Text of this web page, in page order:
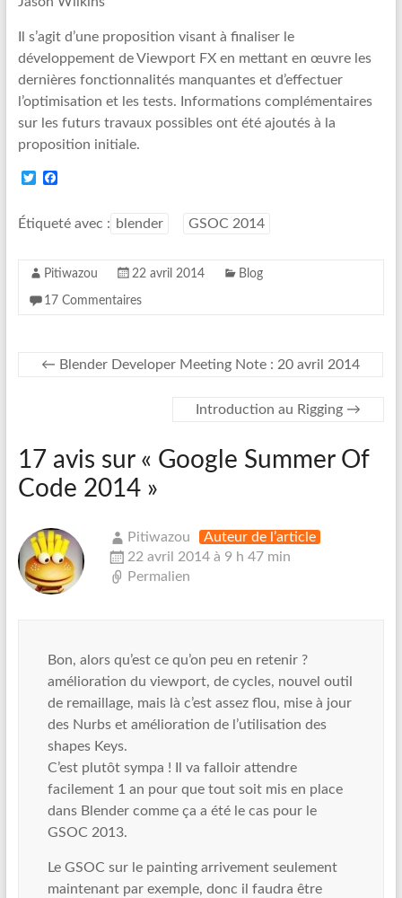
Il s’agit d’une proposition visant à finaliser le
développement de Viewport FX en mettant en œuvre les
dernières fonctionnalités manquantes et d’effectuer
l’optimisation et les tests. Informations complémentaires
sur les futurs travaux possibles ont été ajoutés à la
proposition initiale.
t
t
r
e
o
k
Étiqueté avec : blender GSOC 2014
Pitiwazou 22 avril 2014 Blog
17 Commentaires
← Blender Developer Meeting Note : 20 avril 2014
Introduction au Rigging →
17 avis sur « Google Summer Of
Code 2014»
Pitiwazou
Auteur de l’article
22 avril 2014 à 9 h 47 min
Permalien
Bon, alors qu’est ce qu’on peu en retenir ?
amélioration du viewport, de cycles, nouvel outil
de remaillage, mais là c’est assez flou, mise à jour
des Nurbs et amélioration de l’utilisation des
shapes Keys.
C’est plutôt sympa ! Il va falloir attendre
facilement 1 an pour que tout soit mis en place
dans Blender comme ça a été le cas pour le
GSOC 2013.
Le GSOC sur le painting arrivement seulement
maintenant par exemple, donc il faudra être